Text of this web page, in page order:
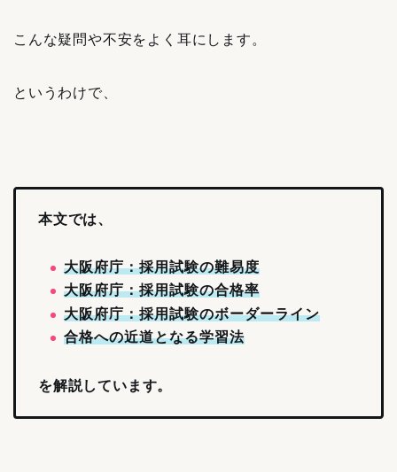
こんな疑問や不安をよく耳にします。
というわけで、
本文では、
大阪府庁：採用試験の難易度
大阪府庁：採用試験の合格率
大阪府庁：採用試験のボーダーライン
合格への近道となる学習法
を解説しています。